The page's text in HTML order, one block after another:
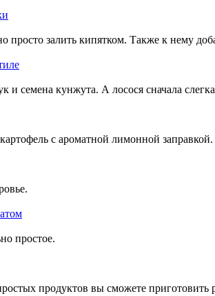
просто залить кипятком. Также к нему
семена кунжута. А лосося сначала
с ароматной лимонной заправкой.
простое.
продуктов вы сможете приготовить